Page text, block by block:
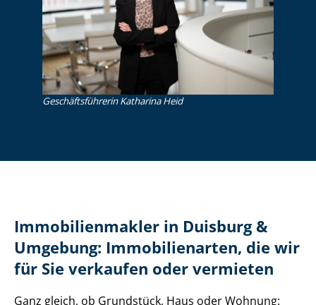
Ge­schäfts­füh­re­rin Katharina Heid
Im­mo­bi­li­en­mak­ler in Duisburg &
Umgebung: Immobilienarten, die wir
für Sie verkaufen oder vermieten
Ganz gleich, ob Grundstück, Haus oder Wohnung: